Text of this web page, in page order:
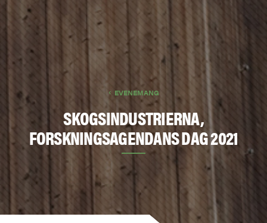
EVENEMANG
SKOGSINDUSTRIERNA,
FORSKNINGSAGENDANS DAG 2021